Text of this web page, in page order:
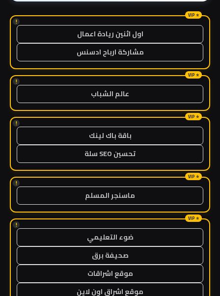
!
اول اثنين ريادة اعمال
مشاركة ارباح ادسنس
!
عالم الشباب
!
باقة باك لينك
تحسين SEO سلة
!
ماسنجر المسلم
!
ضوء التعليمي
صحيفة برق
موقع اشراقات
موقع اشراق اون لاين